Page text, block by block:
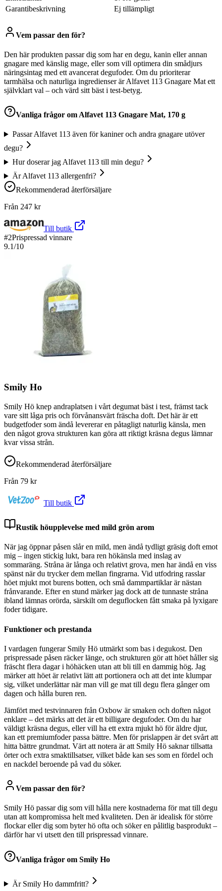
Garantibeskrivning
Ej tillämpligt
Vem passar den för?
Den här produkten passar dig som har en degu, kanin eller annan
gnagare med känslig mage, eller som vill optimera din smådjurs
näringsintag med ett avancerat degufoder. Om du prioriterar
tarmhälsa och naturliga ingredienser är Alfavet 113 Gnagare Mat ett
självklart val – och värd sitt bäst i test-betyg.
Vanliga frågor om Alfavet 113 Gnagare Mat, 170 g
Passar Alfavet 113 även för kaniner och andra gnagare utöver
degu?
Hur doserar jag Alfavet 113 till min degu?
Är Alfavet 113 allergenfri?
Rekommenderad återförsäljare
Från 247 kr
Till butik
#2Prispressad vinnare
9.1/10
Smily Ho
Smily Hö knep andraplatsen i vårt degumat bäst i test, främst tack
vare sitt låga pris och förvånansvärt fräscha doft. Det här är ett
budgetfoder som ändå levererar en påtagligt naturlig känsla, men
den något grova strukturen kan göra att riktigt kräsna degus lämnar
kvar vissa strån.
Rekommenderad återförsäljare
Från 79 kr
Till butik
Rustik höupplevelse med mild grön arom
När jag öppnar påsen slår en mild, men ändå tydligt gräsig doft emot
mig – ingen stickig lukt, bara ren hökänsla med inslag av
sommaräng. Stråna är långa och relativt grova, men har ändå en viss
spänst när du trycker dem mellan fingrarna. Vid utfodring rasslar
höet mjukt mot burens botten, och små dammpartiklar är nästan
frånvarande. Efter en stund märker jag dock att de tunnaste stråna
ibland lämnas orörda, särskilt om deguflocken fått smaka på lyxigare
foder tidigare.
Funktioner och prestanda
I vardagen fungerar Smily Hö utmärkt som bas i degukost. Den
prispressade påsen räcker länge, och strukturen gör att höet håller sig
fräscht flera dagar i höhäcken utan att bli till en dammig hög. Jag
märker att höet är relativt lätt att portionera och att det inte klumpar
sig, vilket underlättar när man vill ge mat till degu flera gånger om
dagen och hålla buren ren.
Jämfört med testvinnaren från Oxbow är smaken och doften något
enklare – det märks att det är ett billigare degufoder. Om du har
väldigt kräsna degus, eller vill ha ett extra mjukt hö för äldre djur,
kan ett premiumfoder passa bättre. Men för prislappen är det svårt att
hitta bättre grundmat. Värt att notera är att Smily Hö saknar tillsatta
örter och extra smaktillsatser, vilket både kan ses som en fördel och
en nackdel beroende på vad du söker.
Vem passar den för?
Smily Hö passar dig som vill hålla nere kostnaderna för mat till degu
utan att kompromissa helt med kvaliteten. Den är idealisk för större
flockar eller dig som byter hö ofta och söker en pålitlig basprodukt –
därför har vi utsett den till prispressad vinnare.
Vanliga frågor om Smily Ho
Är Smily Ho dammfritt?